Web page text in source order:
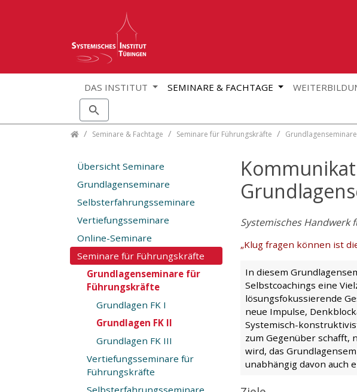
DAS INSTITUT SEMINARE & FACHTAGE
Seminare & Fachtage Seminare für Führungskräfte
Systemisches Handwerk
„Klug fragen können ist
In diesem
Selbstcoachings eine
lösungsfokussierende
neue Impulse,
Systemisch-
zum Gegenüber
wird, das
unabhängig davon auch
Übersicht Seminare
Grundlagenseminare
Selbsterfahrungsseminare
Vertiefungsseminare
Online-Seminare
Seminare für Führungskräfte
Grundlagenseminare für
Führungskräfte
Grundlagen FK I
Grundlagen FK II
Grundlagen FK III
Vertiefungsseminare für
Führungskräfte